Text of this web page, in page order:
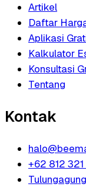
Artikel
Daftar
Aplikasi
Kalkulator
Konsultasi
Tentang
Kontak
+62 812 321